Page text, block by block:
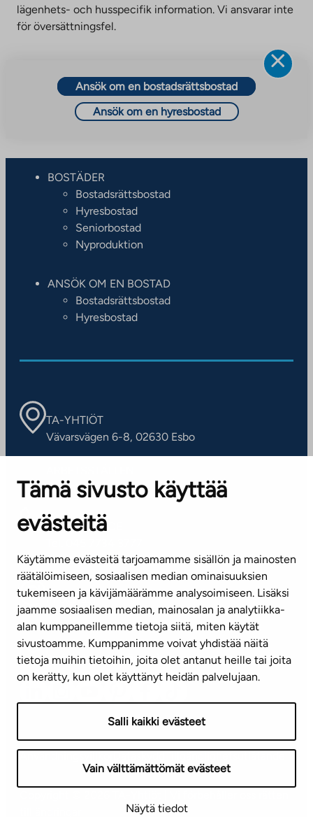
Tämä sivusto käyttää
evästeitä
Käytämme evästeitä tarjoamamme sisällön ja mainosten
räätälöimiseen, sosiaalisen median ominaisuuksien
tukemiseen ja kävijämäärämme analysoimiseen. Lisäksi
jaamme sosiaalisen median, mainosalan ja analytiikka-
alan kumppaneillemme tietoja siitä, miten käytät
sivustoamme. Kumppanimme voivat yhdistää näitä
tietoja muihin tietoihin, joita olet antanut heille tai joita
on kerätty, kun olet käyttänyt heidän palvelujaan.
Salli kaikki evästeet
Vain välttämättömät evästeet
Näytä tiedot
lägenhets- och husspecifik information. Vi ansvarar inte
för översättningsfel.
Ansök om en bostadsrättsbostad
Ansök om en hyresbostad
BOSTÄDER
Bostadsrättsbostad
Hyresbostad
Seniorbostad
Nyproduktion
ANSÖK OM EN BOSTAD
Bostadsrättsbostad
Hyresbostad
TA-YHTIÖT
Vävarsvägen 6-8, 02630 Esbo
Kontaktinformation
KUNDSERVICE
(vardagar kl. 8–16)
info@ta.fi
Nyhetsbrev (på finska)